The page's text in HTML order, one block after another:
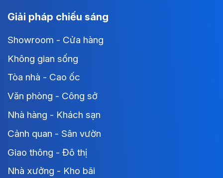
Giải pháp chiếu sáng
Showroom - Cửa hàng
Không gian sống
Tòa nhà - Cao ốc
Văn phòng - Công sở
Nhà hàng - Khách sạn
Cảnh quan - Sân vườn
Giao thông - Đô thị
Nhà xưởng - Kho bãi